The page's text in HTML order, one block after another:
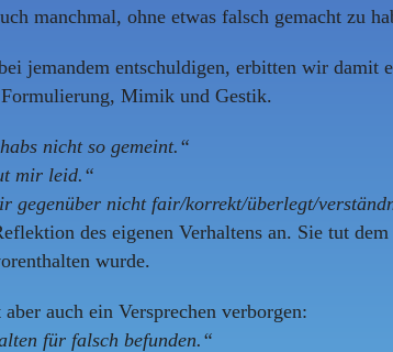
manchmal, ohne etwas falsch gemacht zu
jemandem entschuldigen, erbitten wir
Mimik und Gestik.
nicht so gemeint.“
mir leid.“
gegenüber nicht fair/korrekt/überlegt/
des eigenen Verhaltens an. Sie tut
wurde.
auch ein Versprechen verborgen:
für falsch befunden.“